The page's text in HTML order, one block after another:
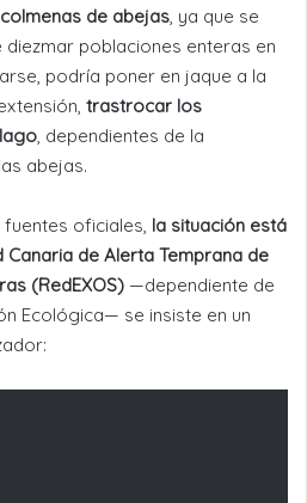
de abejas, ya que se
diezmar poblaciones enteras en
podría poner en jaque a la
trastrocar los
, dependientes de la
abejas.
oficiales, la situación está
Canaria de Alerta Temprana de
(RedEXOS) —dependiente de
Ecológica— se insiste en un